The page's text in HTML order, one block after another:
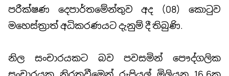
පරීක්ෂණ දෙපාර්තමේන්තුව අද (08) කොටුව
මහෙස්ත්‍රාත් අධිකරණයට දැනුම් දී තිබුණි.
නිල සංචාරයකට බව පවසමින් පෞද්ගලික